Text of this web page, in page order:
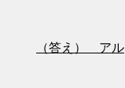
（答え） アル